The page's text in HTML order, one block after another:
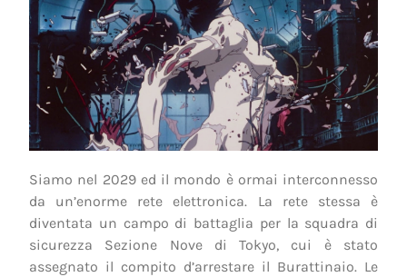
Siamo nel 2029 ed il mondo è ormai interconnesso
da un’enorme rete elettronica. La rete stessa è
diventata un campo di battaglia per la squadra di
sicurezza Sezione Nove di Tokyo, cui è stato
assegnato il compito d’arrestare il Burattinaio. Le